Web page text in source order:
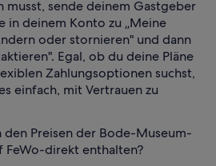
musst, sende deinem Gastgeber
in deinem Konto zu „Meine
oder stornieren" und dann
Egal, ob du deine Pläne
Zahlungsoptionen suchst,
einfach, mit Vertrauen zu
den Preisen der Bode-Museum-
FeWo-direkt enthalten?